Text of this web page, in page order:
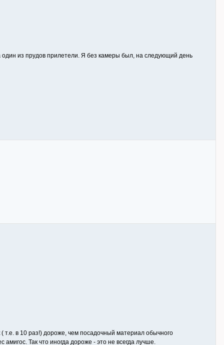
один из прудов прилетели. Я без камеры был, на следующий день
т.е. в 10 раз!) дороже, чем посадочный материал обычного
Так что иногда дороже - это не всегда лучше.